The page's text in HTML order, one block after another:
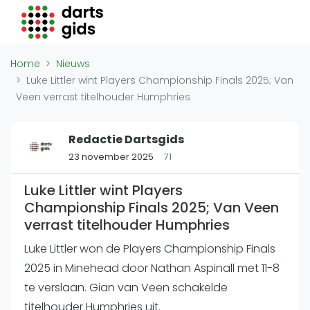
Darts Gids
Locaties
Organisaties
Winkels
Overige
Zakelijk
Adverteren
Video's
Home
Nieuws
Luke Littler wint Players Championship Finals 2025; Van
Veen verrast titelhouder Humphries
Redactie Dartsgids
23 november 2025 71
Luke Littler wint Players
Championship Finals 2025; Van Veen
verrast titelhouder Humphries
Luke Littler won de Players Championship Finals
2025 in Minehead door Nathan Aspinall met 11-8
te verslaan. Gian van Veen schakelde